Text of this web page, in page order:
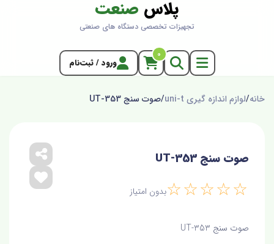
پلاس صنعت
تجهیزات تخصصی دستگاه های صنعتی
0
ورود / ثبت‌نام
خانه/لوازم اندازه گیری uni-t /صوت سنج UT-353
صوت سنج UT-353
☆☆☆☆☆بدون امتیاز
صوت سنج UT-353